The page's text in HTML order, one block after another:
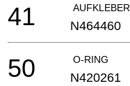
AUFKLEBER
41 N464460
O-RING
50 N420261